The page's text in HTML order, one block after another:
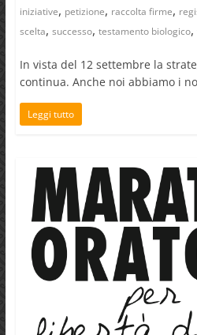
iniziative, petizione, raccolta firme,
scelta, successo, testamento biologico,
In vista del 12 settembre la
continua. Anche noi abbiamo i
Leggi tutto